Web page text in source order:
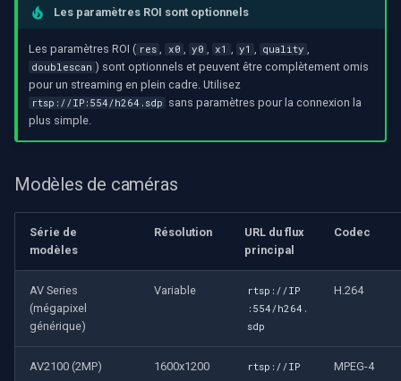
Les paramètres ROI sont optionnels
Les paramètres ROI ( res , x0 , y0 , x1 , y1 , quality ,
doublescan ) sont optionnels et peuvent être complètement omis
pour un streaming en plein cadre. Utilisez
rtsp://IP:554/h264.sdp sans paramètres pour la connexion la
plus simple.
Modèles de caméras
Série de
modèles
Résolution
URL du flux
principal
Codec
AV Series
(mégapixel
générique)
Variable
rtsp://IP
:554/h264.
sdp
H.264
AV2100 (2MP) 1600x1200
rtsp://IP
MPEG-4